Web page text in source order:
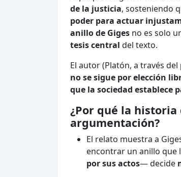
de la justicia, sosteniendo
poder para actuar
anillo de Giges no es solo
tesis central del texto.
El autor (Platón, a través
no se sigue por elección
que la sociedad establece
¿Por qué la
argumentación?
El relato muestra a
encontrar un anillo
por sus actos— decide